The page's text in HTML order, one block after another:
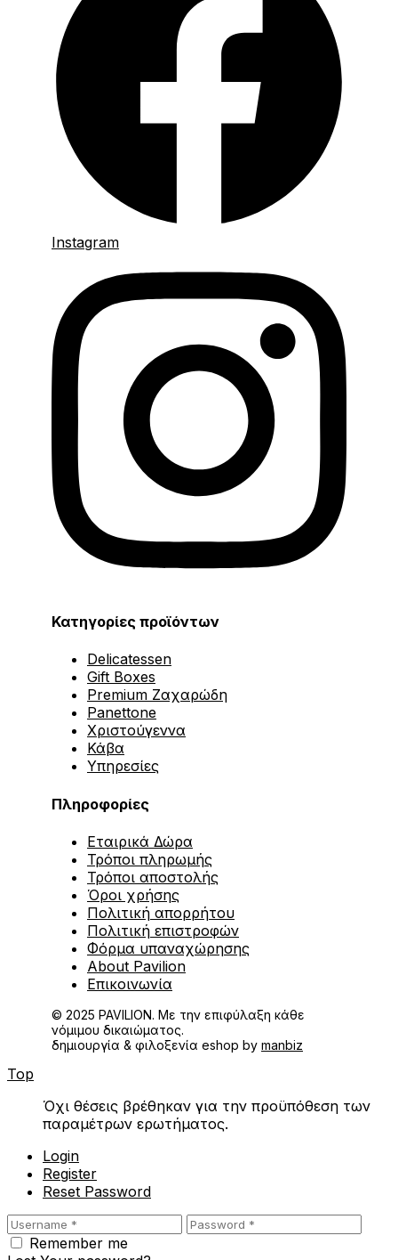
Instagram
Κατηγορίες προϊόντων
Delicatessen
Gift Boxes
Premium Ζαχαρώδη
Panettone
Χριστούγεννα
Κάβα
Υπηρεσίες
Πληροφορίες
Εταιρικά Δώρα
Τρόποι πληρωμής
Τρόποι αποστολής
Όροι χρήσης
Πολιτική απορρήτου
Πολιτική επιστροφών
Φόρμα υπαναχώρησης
About Pavilion
Επικοινωνία
© 2025 PAVILION. Με την επιφύλαξη κάθε
νόμιμου δικαιώματος.
δημιουργία & φιλοξενία eshop by manbiz
Top
Όχι θέσεις βρέθηκαν για την προϋπόθεση των
παραμέτρων ερωτήματος.
Login
Register
Reset Password
Remember me